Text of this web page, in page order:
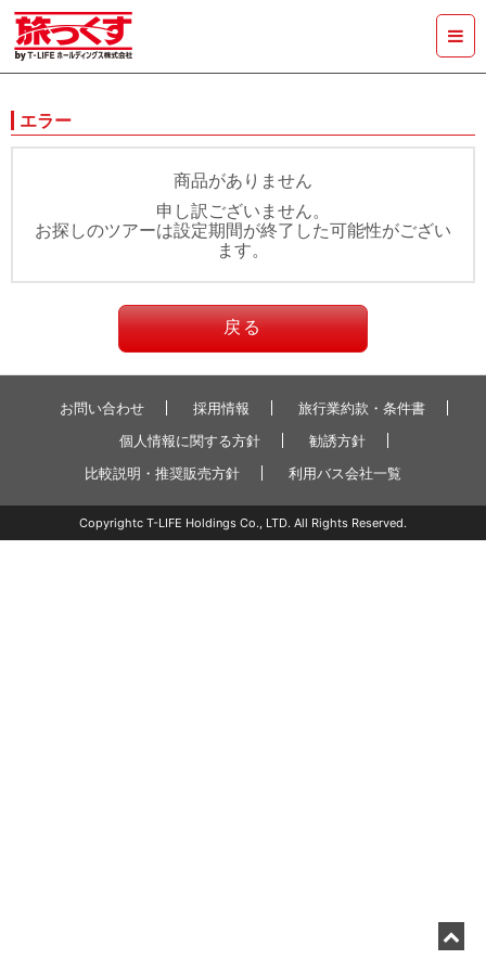
エラー
商品がありません
申し訳ございません。
お探しのツアーは設定期間が終了した可能性がござい
ます。
戻る
お問い合わせ 採用情報
旅行業約款・条件書
個人情報に関する方針
勧誘方針
比較説明・推奨販売方針
利用バス会社一覧
Copyrightc T-LIFE Holdings Co., LTD. All Rights Reserved.